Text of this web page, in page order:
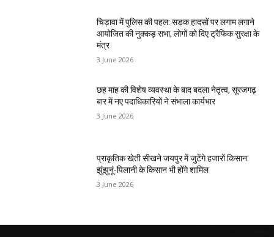
चिड़ावा में पुलिस की पहल: सड़क हादसों पर लगाम लगाने
आयोजित की नुक्कड़ सभा, लोगों को दिए ट्रैफिक सुरक्षा के
मंत्र
3 June 2026
छह माह की विशेष व्यवस्था के बाद बदला नेतृत्व, सूरजगढ़
बार में नए पदाधिकारियों ने संभाला कार्यभार
3 June 2026
प्राकृतिक खेती सीखने जयपुर में जुटेंगे हजारों किसान:
झुंझुनूं-पिलानी के किसान भी होंगे शामिल
3 June 2026